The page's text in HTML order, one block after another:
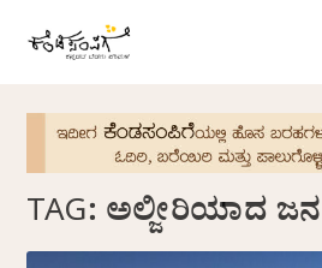
TAG: ಅಲ್ಜೀರಿಯಾದ